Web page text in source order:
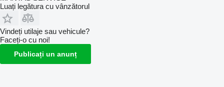
Luați legătura cu vânzătorul
Vindeți utilaje sau vehicule?
Faceți-o cu noi!
Publicați un anunț